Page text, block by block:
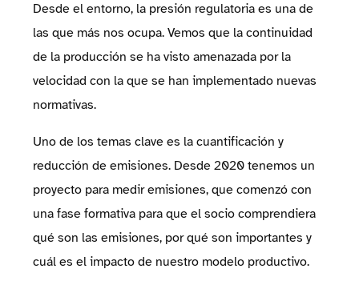
Desde el entorno, la presión regulatoria es una de
las que más nos ocupa. Vemos que la continuidad
de la producción se ha visto amenazada por la
velocidad con la que se han implementado nuevas
normativas.
Uno de los temas clave es la cuantificación y
reducción de emisiones. Desde 2020 tenemos un
proyecto para medir emisiones, que comenzó con
una fase formativa para que el socio comprendiera
qué son las emisiones, por qué son importantes y
cuál es el impacto de nuestro modelo productivo.